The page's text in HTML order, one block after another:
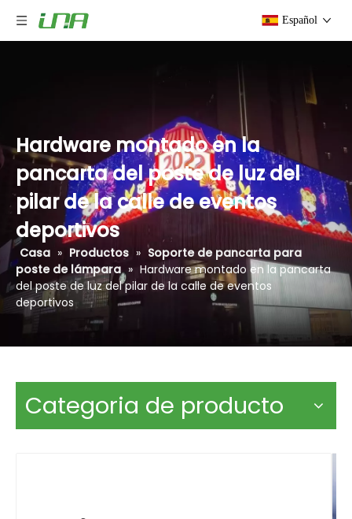
Español
Hardware montado en la
pancarta del poste de luz del
pilar de la calle de eventos
deportivos
Casa » Productos » Soporte de pancarta para
poste de lámpara » Hardware montado en la pancarta
del poste de luz del pilar de la calle de eventos
deportivos
Categoria de producto